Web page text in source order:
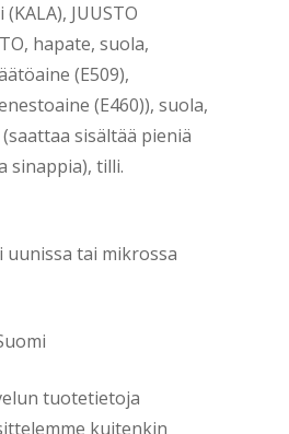
JUUSTO
hapate, suola,
(E509),
(E460)), suola,
sisältää pieniä
sinappia), tilli.
uunissa tai mikrossa
tuotetietoja
kuitenkin